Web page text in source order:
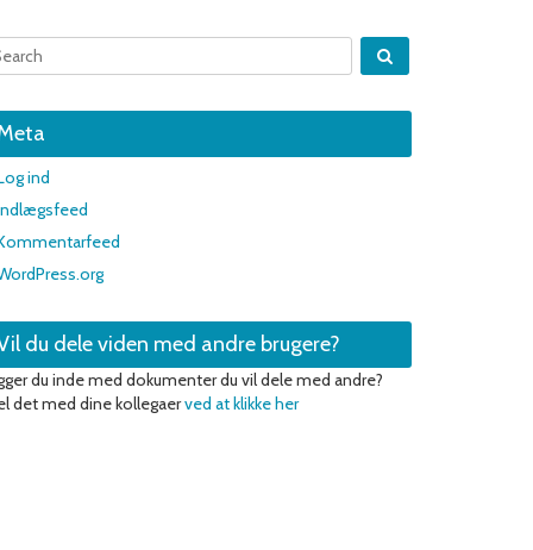
ind
du dele viden med andre brugere?
du inde med dokumenter du vil dele med andre?
det med dine kollegaerved at klikke her